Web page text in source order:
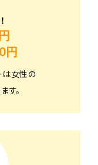
円
は女性の
す。